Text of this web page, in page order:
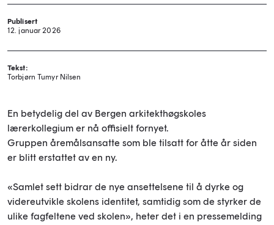
Publisert
12. januar 2026
Tekst:
Torbjørn Tumyr Nilsen
En betydelig del av Bergen arkitekthøgskoles
lærerkollegium er nå offisielt fornyet.
Gruppen åremålsansatte som ble tilsatt for åtte år siden
er blitt erstattet av en ny.
«Samlet sett bidrar de nye ansettelsene til å dyrke og
videreutvikle skolens identitet, samtidig som de styrker de
ulike fagfeltene ved skolen», heter det i en pressemelding